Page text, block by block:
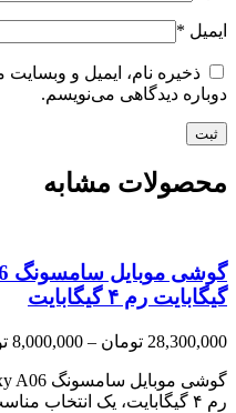
ایمیل *
ذخیره نام، ایمیل و
دوباره دیدگاهی می‌نویسم.
محصولات مشابه
گیگابایت رم ۴ گیگابایت
28,300,000 تومان –
8,000,000
رم ۴ گیگابایت، یک انتخاب مناسب برای کاربرانی است که